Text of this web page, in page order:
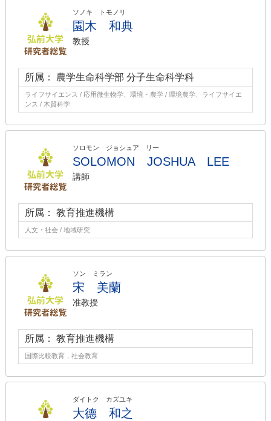
ソノキ トモノリ
園木 和典
教授
所属： 農学生命科学部 分子生命科学科
ライフサイエンス / 応用微生物学、環境・農学 / 環境農学、ライフサイエ
ンス / 木質科学
ソロモン ジョシュア リー
SOLOMON JOSHUA LEE
講師
所属： 教育推進機構
人文・社会 / 地域研究
ソン ミラン
宋 美蘭
准教授
所属： 教育推進機構
国際比較教育，社会教育
ダイトク カズユキ
大德 和之